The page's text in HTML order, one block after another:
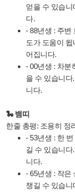
얻을 수 있습니
다.
- 88년생 : 주변
도가 도움이
어집니다.
- 00년생 : 차분
을 수 있습니다
니다.
🐍 뱀띠
한줄 총평: 조용히 정
- 53년생 : 한
길 수 있습니다
니다.
- 65년생 : 작은
챙길 수 있습니